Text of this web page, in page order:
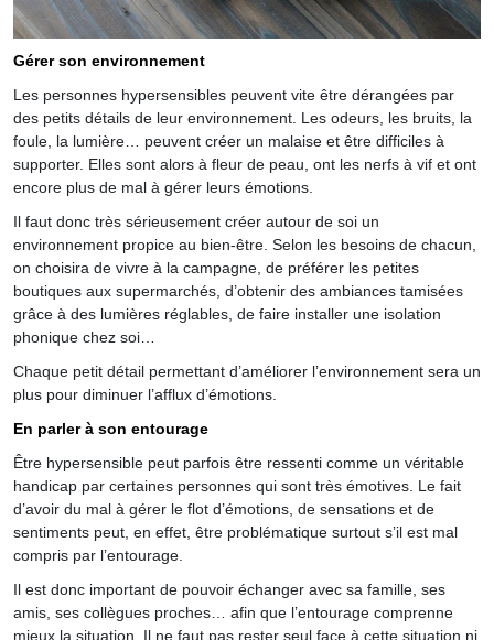
Gérer son environnement
Les personnes hypersensibles peuvent vite être dérangées par
des petits détails de leur environnement. Les odeurs, les bruits, la
foule, la lumière… peuvent créer un malaise et être difficiles à
supporter. Elles sont alors à fleur de peau, ont les nerfs à vif et ont
encore plus de mal à gérer leurs émotions.
Il faut donc très sérieusement créer autour de soi un
environnement propice au bien-être. Selon les besoins de chacun,
on choisira de vivre à la campagne, de préférer les petites
boutiques aux supermarchés, d’obtenir des ambiances tamisées
grâce à des lumières réglables, de faire installer une isolation
phonique chez soi…
Chaque petit détail permettant d’améliorer l’environnement sera un
plus pour diminuer l’afflux d’émotions.
En parler à son entourage
Être hypersensible peut parfois être ressenti comme un véritable
handicap par certaines personnes qui sont très émotives. Le fait
d’avoir du mal à gérer le flot d’émotions, de sensations et de
sentiments peut, en effet, être problématique surtout s’il est mal
compris par l’entourage.
Il est donc important de pouvoir échanger avec sa famille, ses
amis, ses collègues proches… afin que l’entourage comprenne